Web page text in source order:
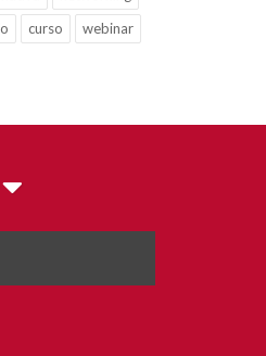
curso
webinar